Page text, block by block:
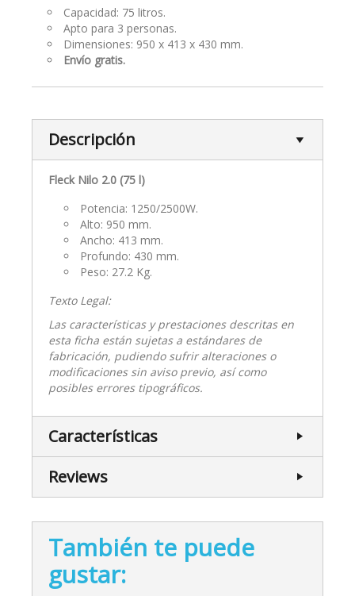
Capacidad: 75 litros.
Apto para 3 personas.
Dimensiones: 950 x 413 x 430 mm.
Envío gratis.
Descripción
Fleck Nilo 2.0 (75 l)
Potencia: 1250/2500W.
Alto: 950 mm.
Ancho: 413 mm.
Profundo: 430 mm.
Peso: 27.2 Kg.
Texto Legal:
Las características y prestaciones descritas en
esta ficha están sujetas a estándares de
fabricación, pudiendo sufrir alteraciones o
modificaciones sin aviso previo, así como
posibles errores tipográficos.
Características
Reviews
También te puede
gustar: